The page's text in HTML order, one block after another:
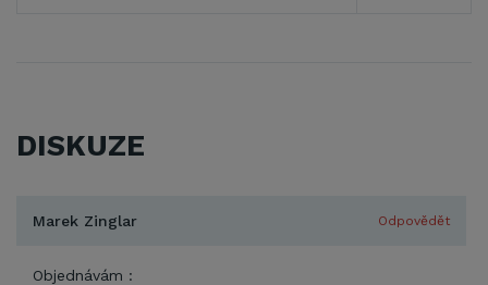
DISKUZE
Marek Zinglar Odpovědět
Objednávám :